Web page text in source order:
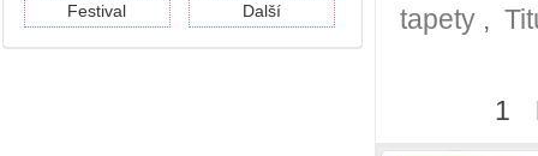
Festival Další
tapety ,
1